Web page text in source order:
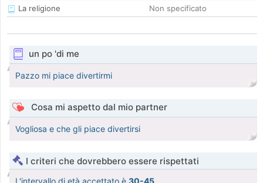
La religione
Non specificato
un po 'di me
Pazzo mi piace divertirmi
Cosa mi aspetto dal mio partner
Vogliosa e che gli piace divertirsi
I criteri che dovrebbero essere rispettati